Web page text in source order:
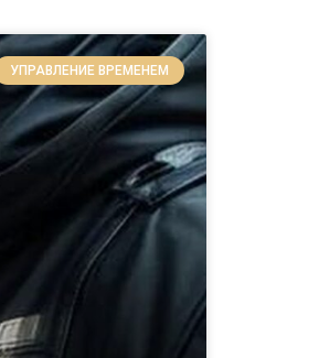
УПРАВЛЕНИЕ ВРЕМЕНЕМ